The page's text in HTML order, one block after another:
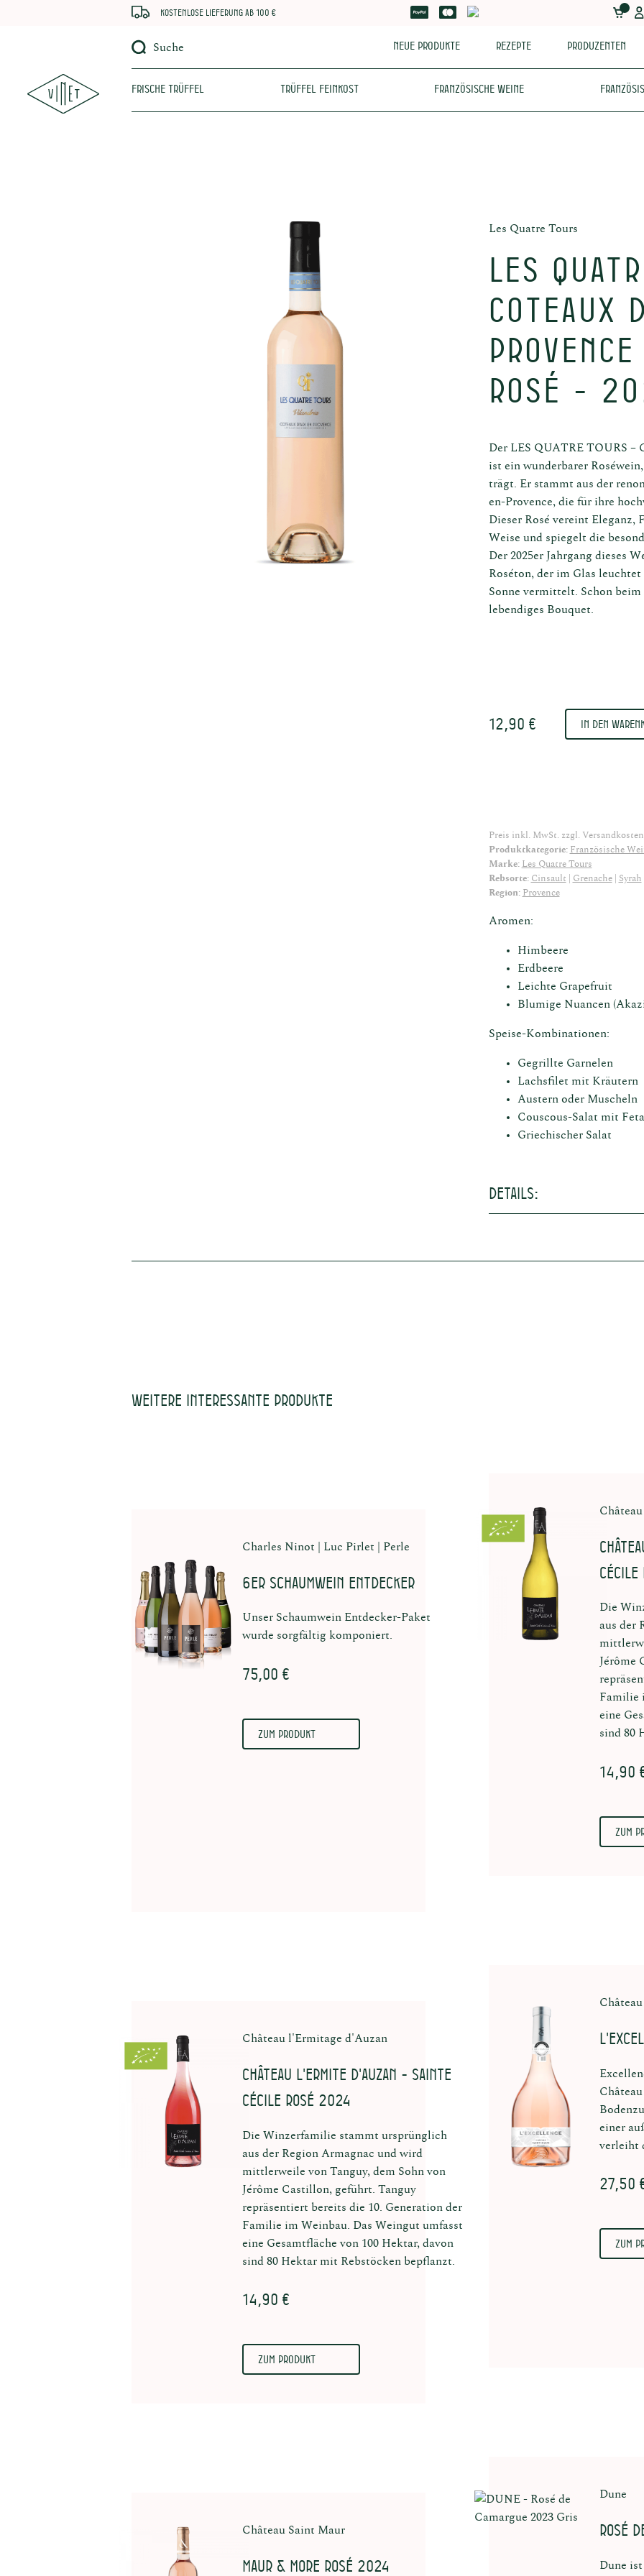
Kostenlose Lieferung ab 100 €
Suche Neue Produkte Rezepte Produzenten
Frische Trüffel Trüffel Feinkost Französische Weine
Französische
Weinladen in
Les Quatre Tours
LES
Coteaux
Rosé -
Der LES QUATRE TOURS –
ist ein wunderbarer
trägt. Er stammt aus der
en-Provence, die für ihre
Dieser Rosé vereint
Weise und spiegelt die
Der 2025er Jahrgang dieses
Roséton, der im Glas
Sonne vermittelt. Schon
lebendiges Bouquet.
12,90 € In den
Preis inkl. MwSt. zzgl. Versandkosten
Produktkategorie: Französische
Marke: Les Quatre Tours
Rebsorte: Cinsault Grenache
Syrah
Region: Provence
Aromen:
Himbeere
Erdbeere
Leichte Grapefruit
Blumige Nuancen
Speise-Kombinationen:
Gegrillte Garnelen
Lachsfilet mit Kräutern
Austern oder Muscheln
Couscous-Salat mit
Griechischer Salat
Details:
Terroir (Boden)
Weitere interessante Produkte
Charles Ninot Luc Pirlet Perle
6er Schaumwein Entdecker
Unser Schaumwein Entdecker-Paket
wurde sorgfältig komponiert.
75,00 €
Zum Produkt
Cécile
Die
aus der
Jérôme
Familie
eine
sind 80
14,90
Zum
Château l'Ermitage d'Auzan
Château L'Ermite d'Auzan - Sainte
Cécile Rosé 2024
Die Winzerfamilie stammt ursprünglich
aus der Region Armagnac und wird
mittlerweile von Tanguy, dem Sohn von
Jérôme Castillon, geführt. Tanguy
repräsentiert bereits die 10. Generation der
Familie im Weinbau. Das Weingut umfasst
eine Gesamtfläche von 100 Hektar, davon
sind 80 Hektar mit Rebstöcken bepflanzt.
14,90 €
Zum Produkt
einer
verleiht
27,50
Zum
Château Saint Maur
Maur & More Rosé 2024
Dune
Rosé
Dune